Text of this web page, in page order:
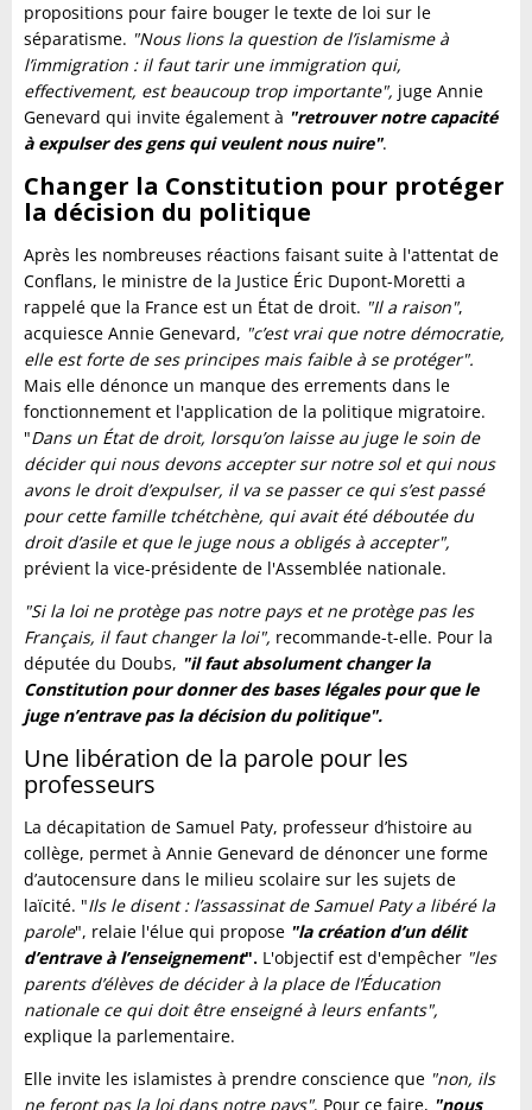
propositions pour faire bouger le texte de loi sur le
séparatisme. "Nous lions la question de l’islamisme à
l’immigration : il faut tarir une immigration qui,
effectivement, est beaucoup trop importante", juge Annie
Genevard qui invite également à "retrouver notre capacité
à expulser des gens qui veulent nous nuire".
Changer la Constitution pour protéger
la décision du politique
Après les nombreuses réactions faisant suite à l'attentat de
Conflans, le ministre de la Justice Éric Dupont-Moretti a
rappelé que la France est un État de droit. "Il a raison",
acquiesce Annie Genevard, "c’est vrai que notre démocratie,
elle est forte de ses principes mais faible à se protéger".
Mais elle dénonce un manque des errements dans le
fonctionnement et l'application de la politique migratoire.
"Dans un État de droit, lorsqu’on laisse au juge le soin de
décider qui nous devons accepter sur notre sol et qui nous
avons le droit d’expulser, il va se passer ce qui s’est passé
pour cette famille tchétchène, qui avait été déboutée du
droit d’asile et que le juge nous a obligés à accepter",
prévient la vice-présidente de l'Assemblée nationale.
"Si la loi ne protège pas notre pays et ne protège pas les
Français, il faut changer la loi", recommande-t-elle. Pour la
députée du Doubs, "il faut absolument changer la
Constitution pour donner des bases légales pour que le
juge n’entrave pas la décision du politique".
Une libération de la parole pour les
professeurs
La décapitation de Samuel Paty, professeur d’histoire au
collège, permet à Annie Genevard de dénoncer une forme
d’autocensure dans le milieu scolaire sur les sujets de
laïcité. "Ils le disent : l’assassinat de Samuel Paty a libéré la
parole", relaie l'élue qui propose "la création d’un délit
d’entrave à l’enseignement". L'objectif est d'empêcher "les
parents d’élèves de décider à la place de l’Éducation
nationale ce qui doit être enseigné à leurs enfants",
explique la parlementaire.
Elle invite les islamistes à prendre conscience que "non, ils
ne feront pas la loi dans notre pays". Pour ce faire, "nous